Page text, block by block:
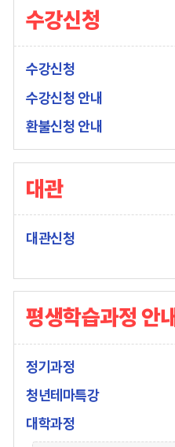
수강신청
수강신청
수강신청 안내
환불신청 안내
대관
대관신청
평생학습과정 안내
정기과정
청년테마특강
대학과정